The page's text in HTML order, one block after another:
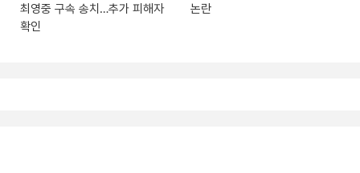
최영중 구속 송치…추가 피해자
확인
논란